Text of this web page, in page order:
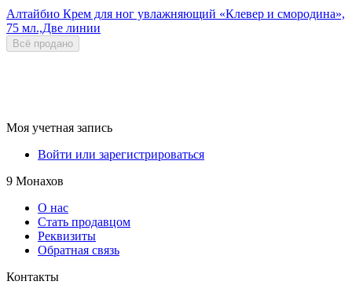
Алтайбио Крем для ног увлажняющий «Клевер и смородина»,
75 мл.,Две линии
Всё продано
Моя учетная запись
Войти или зарегистрироваться
9 Монахов
О нас
Стать продавцом
Реквизиты
Обратная связь
Контакты